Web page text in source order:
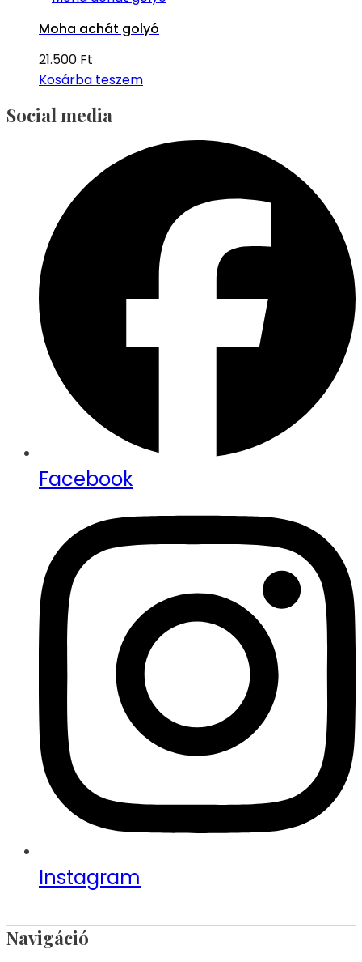
Moha achát golyó
21.500 Ft
Kosárba teszem
Social media
Facebook
Instagram
Navigáció